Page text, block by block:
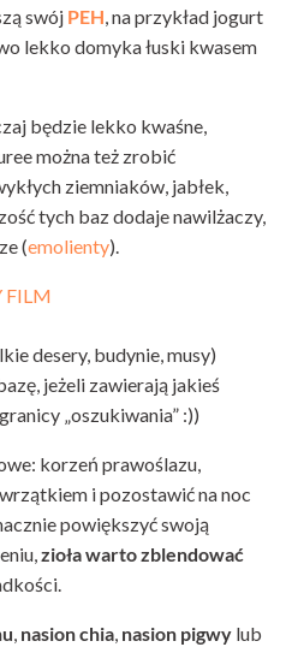
swój PEH, na przykład jogurt
lekko domyka łuski kwasem
będzie lekko kwaśne,
można też zrobić
ziemniaków, jabłek,
tych baz dodaje nawilżaczy,
(emolienty).
FILM
desery, budynie, musy)
jeżeli zawierają jakieś
„oszukiwania” :))
korzeń prawoślazu,
i pozostawić na noc
powiększyć swoją
zioła warto zblendować
, nasion chia, nasion pigwy lub